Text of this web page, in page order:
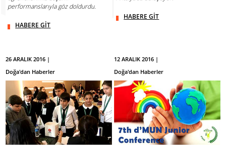
performanslarıyla göz doldurdu.
HABERE GİT
HABERE GİT
26 ARALIK 2016 |
Doğa'dan Haberler
12 ARALIK 2016 |
Doğa'dan Haberler